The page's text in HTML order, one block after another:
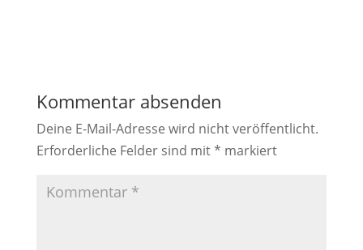
Kommentar absenden
Deine E-Mail-Adresse wird nicht veröffentlicht.
Erforderliche Felder sind mit* markiert